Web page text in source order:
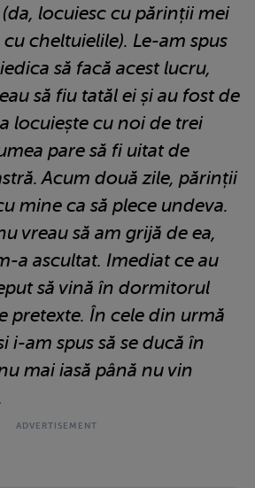
locuiesc cu părinții mei
cheltuielile). Le-am spus
să facă acest lucru,
să fiu tatăl ei și au fost de
locuiește cu noi de trei
pare să fi uitat de
Acum două zile, părinții
mine ca să plece undeva.
vreau să am grijă de ea,
a ascultat. Imediat ce au
să vină în dormitorul
pretexte. În cele din urmă
i-am spus să se ducă în
mai iasă până nu vin